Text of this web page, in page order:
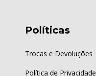
Políticas
Trocas e Devoluções
Política de Privacidade